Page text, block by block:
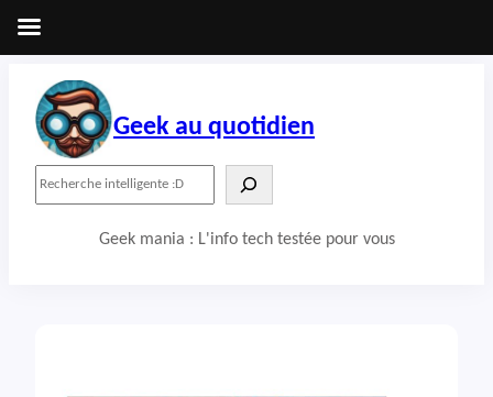
contenu
Geek au quotidien
Geek mania : L'info tech testée pour vous